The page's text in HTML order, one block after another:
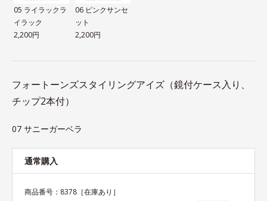
05 ライラックラ
イラック
2,200円
06 ピンクサンセ
ット
2,200円
フォートーンズスタイリングアイズ（鏡付ケース入り、
チップ2本付）
07 サニーガーベラ
通常購入
商品番号： 8378 ［在庫あり］